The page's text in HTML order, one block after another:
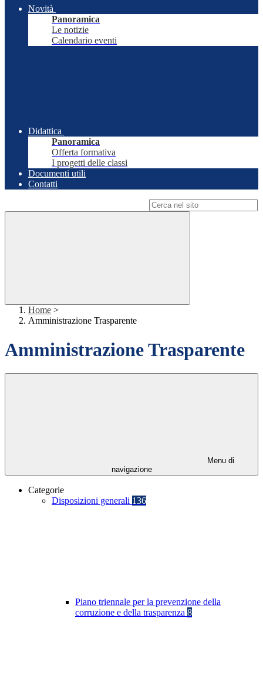
Novità
Panoramica
Le notizie
Calendario eventi
Didattica
Panoramica
Offerta formativa
I progetti delle classi
Documenti utili
Contatti
Home >
Amministrazione Trasparente
Amministrazione Trasparente
Menu di
navigazione
Categorie
Disposizioni generali 136
Piano triennale per la prevenzione della
corruzione e della trasparenza 8